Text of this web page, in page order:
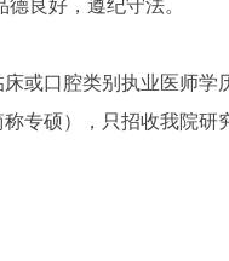
良好，遵纪守法。
或口腔类别执业医师学
专硕），只招收我院研